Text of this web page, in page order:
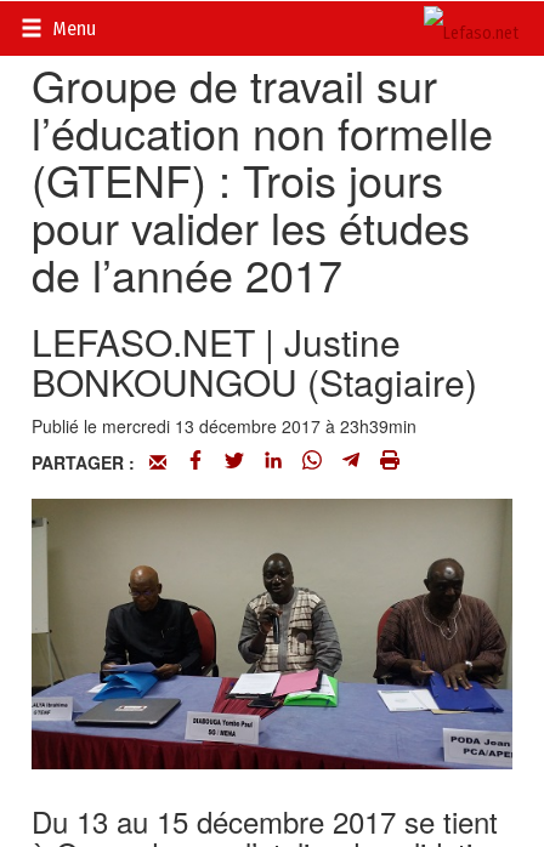
Menu
Accueil>
Groupe de travail sur
l’éducation non formelle
(GTENF) : Trois jours
pour valider les études
de l’année 2017
LEFASO.NET | Justine
BONKOUNGOU (Stagiaire)
Publié le mercredi 13 décembre 2017 à 23h39min
PARTAGER :
Du 13 au 15 décembre 2017 se tient